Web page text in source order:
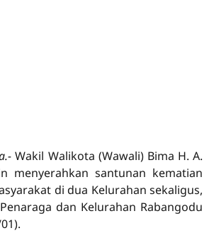
Wakil Walikota (Wawali) Bima H. A.
menyerahkan santunan kematian
di dua Kelurahan sekaligus,
dan Kelurahan Rabangodu